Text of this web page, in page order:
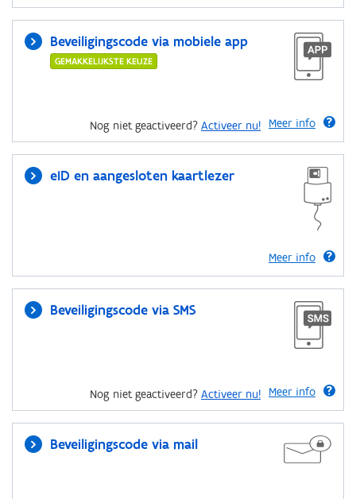
Beveiligingscode via mobiele app
GEMAKKELIJKSTE KEUZE
Meer info
Nog niet geactiveerd? Activeer nu!
eID en aangesloten kaartlezer
Meer info
Beveiligingscode via SMS
Meer info
Nog niet geactiveerd? Activeer nu!
Beveiligingscode via mail